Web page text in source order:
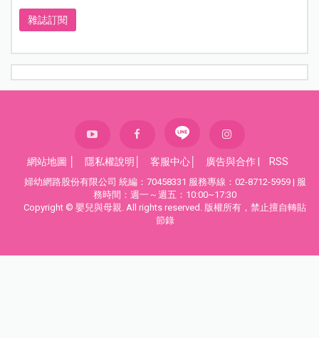
雜誌訂閱
網站地圖 隱私權說明 客服中心 廣告與合作 RSS
婦幼網路股份有限公司 統編：70458331 服務專線：02-8712-5959 | 服
務時間：週一～週五：10:00~17:30
Copyright © 嬰兒與母親. All rights reserved. 版權所有，禁止擅自轉貼
節錄